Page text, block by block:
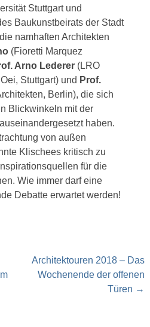
Stuttgart und
Baukunstbeirats der Stadt
namhaften Architekten
(Fioretti Marquez
Arno Lederer(LRO
Stuttgart) und Prof.
Berlin), die sich
Blickwinkeln mit der
haben.
von außen
Klischees kritisch zu
für die
Wie immer darf eine
Debatte erwartet werden!
Architektouren 2018 – Das
Wochenende der offenen
Türen →